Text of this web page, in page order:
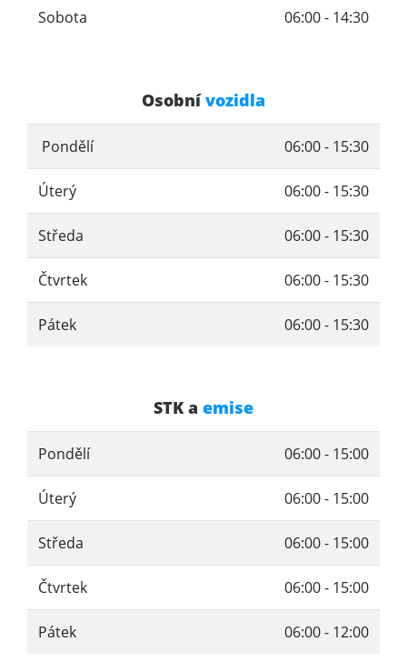
Sobota 06:00 - 14:30
Osobnívozidla
Pondělí 06:00 - 15:30
Úterý 06:00 - 15:30
Středa 06:00 - 15:30
Čtvrtek 06:00 - 15:30
Pátek 06:00 - 15:30
STK a emise
Pondělí 06:00 - 15:00
Úterý 06:00 - 15:00
Středa 06:00 - 15:00
Čtvrtek 06:00 - 15:00
Pátek 06:00 - 12:00